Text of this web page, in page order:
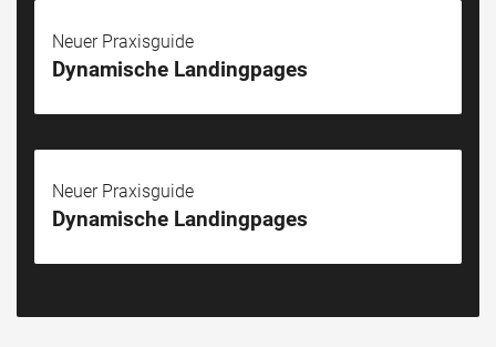
Neuer Praxisguide
Dynamische Landingpages
Neuer Praxisguide
Dynamische Landingpages